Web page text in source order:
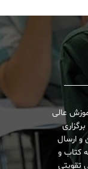
عالی
و ارسال
کتاب و
تقویتی